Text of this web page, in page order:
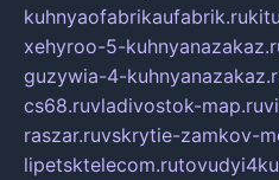
kuhnyaofabrikaufabrik.ru
xehyroo-5-
guzywia-4-
cs68.ruvladivostok-map.ru
raszar.ruvskrytie-zamkov-
lipetsktelecom.ru